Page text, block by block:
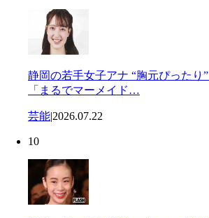
静岡の若手女子アナ “胸元ぴったり
「まるでマーメイド…
芸能|2026.07.22
10